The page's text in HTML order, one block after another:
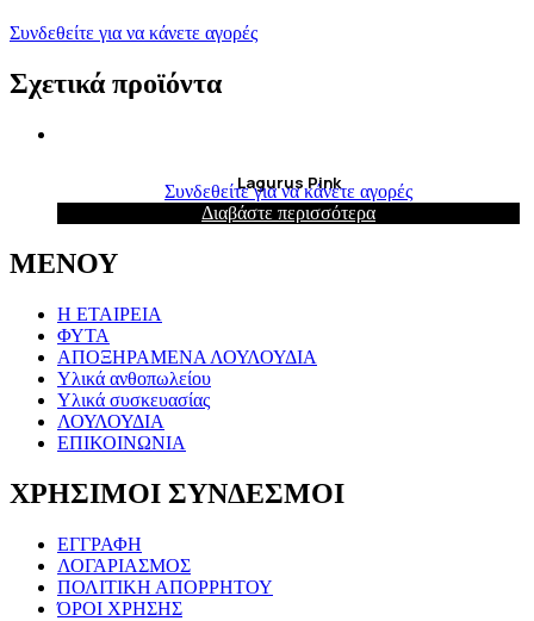
Συνδεθείτε για να κάνετε αγορές
Σχετικά προϊόντα
Lagurus Pink
Συνδεθείτε για να κάνετε αγορές
Διαβάστε περισσότερα
ΜΕΝΟΥ
Η ΕΤΑΙΡΕΙΑ
ΦΥΤΑ
ΑΠΟΞΗΡΑΜΕΝΑ ΛΟΥΛΟΥΔΙΑ
Υλικά ανθοπωλείου
Υλικά συσκευασίας
ΛΟΥΛΟΥΔΙΑ
ΕΠΙΚΟΙΝΩΝΙΑ
ΧΡΗΣΙΜΟΙ ΣΥΝΔΕΣΜΟΙ
ΕΓΓΡΑΦΗ
ΛΟΓΑΡΙΑΣΜΟΣ
ΠΟΛΙΤΙΚΗ ΑΠΟΡΡΗΤΟΥ
ΌΡΟΙ ΧΡΗΣΗΣ